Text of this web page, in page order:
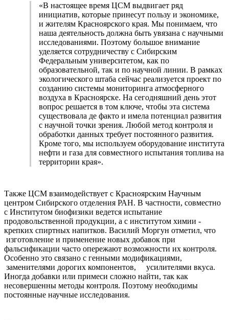
«В настоящее время ЦСМ выдвигает ряд
инициатив, которые принесут пользу и экономике,
и жителям Красноярского края. Мы понимаем, что
наша деятельность должна быть увязана с научными
исследованиями. Поэтому большое внимание
уделяется сотрудничеству с Сибирским
Федеральным университетом, как по
образовательной, так и по научной линии. В рамках
экологического штаба сейчас реализуется проект по
созданию системы мониторинга атмосферного
воздуха в Красноярске. На сегодняшний день этот
вопрос решается в том ключе, чтобы эта система
существовала де факто и имела потенциал развития
с научной точки зрения. Любой метод контроля и
обработки данных требует постоянного развития.
Кроме того, мы используем оборудование института
нефти и газа для совместного испытания топлива на
территории края».
Также ЦСМ взаимодействует с Красноярским Научным
центром Сибирского отделения РАН. В частности, совместно
с Институтом биофизики ведется испытание
продовольственной продукции, а с институтом химии -
крепких спиртных напитков. Василий Моргун отметил, что
изготовление и применение новых добавок при
фальсификации часто опережают возможности их контроля.
Особенно это связано с генными модификациями,
заменителями дорогих компонентов, усилителями вкуса.
Иногда добавки или примеси сложно найти, так как
несовершенны методы контроля. Поэтому необходимы
постоянные научные исследования.